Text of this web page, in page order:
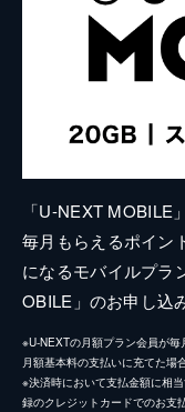
「U-NEXT
毎月もらえるポイン
になるモバイルプラ
OBILE」のお申し込
※U-NEXTの月額プラン会員が
月額基本料の支払いに充てた場合
※決済時において支払金額に相
録のクレジットカードでのお支